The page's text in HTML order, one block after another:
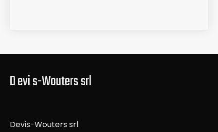
D evi s-Wouters srl
Devis-Wouters srl